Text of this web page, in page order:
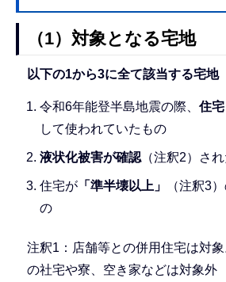
（1）対象となる宅地
以下の1から3に全て該当する宅地
令和6年能登半島地震の際、 住宅
して使われていたもの
液状化被害が確認 （注釈2）さ
住宅が 「準半壊以上」
（注釈3
の
注釈1：店舗等との併用住宅は対
の社宅や寮、空き家などは対象外